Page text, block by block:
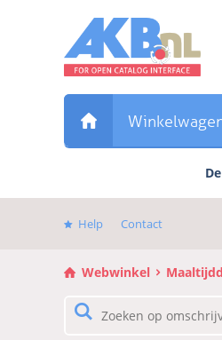
Direct
het
hoofdmenu
Help Contact
Webwinkel